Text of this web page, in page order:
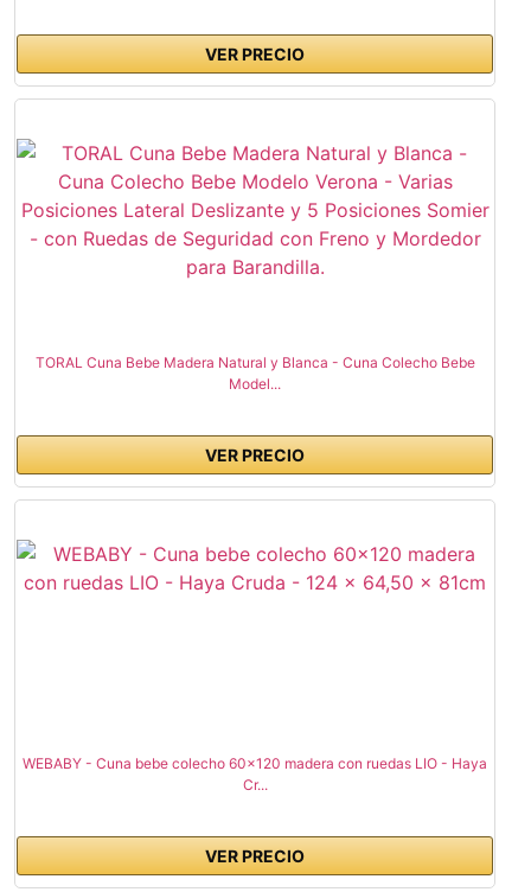
VER PRECIO
TORAL Cuna Bebe Madera Natural y Blanca - Cuna Colecho Bebe
Model...
VER PRECIO
WEBABY - Cuna bebe colecho 60x120 madera con ruedas LIO - Haya
Cr...
VER PRECIO